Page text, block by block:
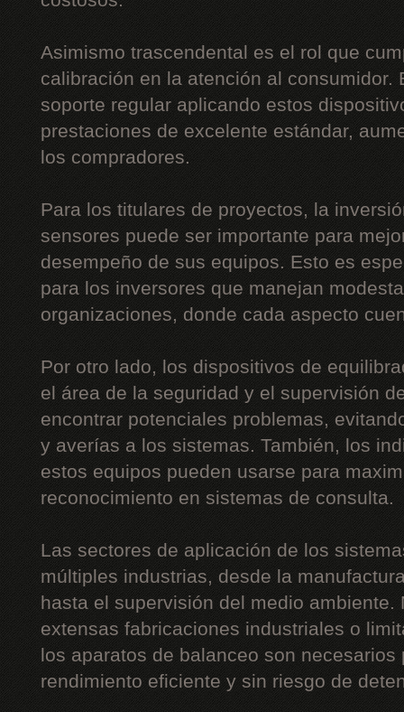
Asimismo trascendental es el rol que
calibración en la atención al consumidor.
soporte regular aplicando estos
prestaciones de excelente estándar,
los compradores.
Para los titulares de proyectos, la
sensores puede ser importante para
desempeño de sus equipos. Esto es
para los inversores que manejan
organizaciones, donde cada aspecto
Por otro lado, los dispositivos de
el área de la seguridad y el supervisión
encontrar potenciales problemas,
y averías a los sistemas. También, los
estos equipos pueden usarse para
reconocimiento en sistemas de consulta.
Las sectores de aplicación de los
múltiples industrias, desde la
hasta el supervisión del medio ambiente.
extensas fabricaciones industriales o
los aparatos de balanceo son necesarios
rendimiento eficiente y sin riesgo de